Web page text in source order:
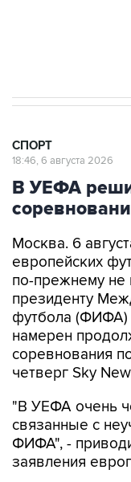
СПОРТ
18:46, 6 августа 2026
В УЕФА
Москва. 6
европейских
по-прежнему не
президенту
футбола (ФИФА)
намерен
соревнования
четверг Sky
"В УЕФА очень
связанные с
ФИФА", -
заявления